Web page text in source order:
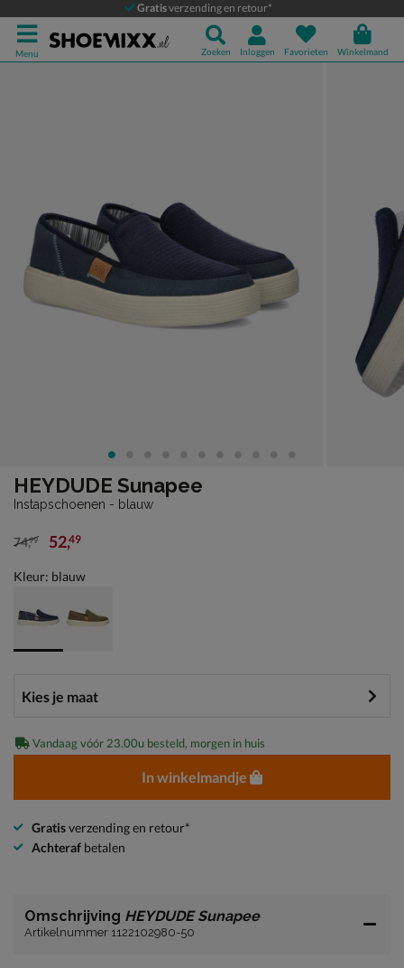
Gratisverzending en retour*
Menu Zoeken Inloggen Favorieten Winkelmand
HEYDUDE Sunapee
Instapschoenen
HEYDUDE Sunapee
Instapschoenen - blauw
van € 74,99 voor € 52,49
74,99 52,49
Kleur: blauw
Vandaag vóór 23.00u besteld, morgen in huis
In winkelmandje
Gratisverzending en retour*
Achteraf betalen
Omschrijving HEYDUDE Sunapee
Artikelnummer 1122102980-50